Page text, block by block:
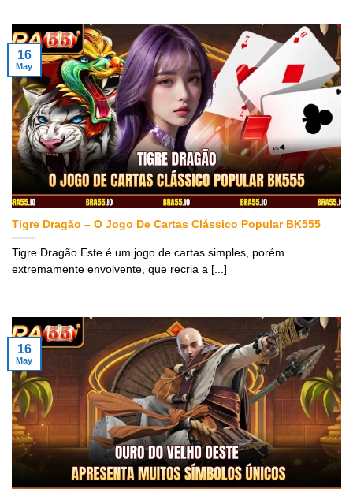
Tigre Dragão – O Jogo De Cartas Clássico Popular BK555
Tigre Dragão Este é um jogo de cartas simples, porém
extremamente envolvente, que recria a [...]
16
May
16
May